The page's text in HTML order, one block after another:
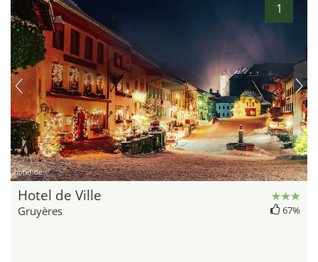
1
hotel.de
Hotel de Ville
Gruyères 67%